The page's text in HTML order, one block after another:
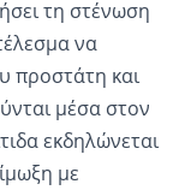
τη στένωση
να
προστάτη και
μέσα στον
εκδηλώνεται
με